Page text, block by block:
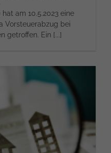
am 10.5.2023 eine
Vorsteuerabzug bei
getroffen. Ein [...]